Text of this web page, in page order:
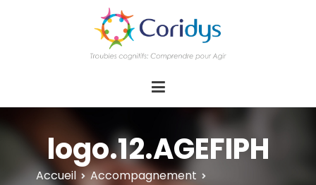
d'actions Information Accompagnement
Innovation/E­xpertise Formations autour des
troubles cognitifs dys ou acquis
logo.12.AGEFIPH
Accueil
Accompagnement